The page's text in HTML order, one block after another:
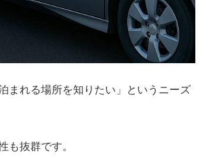
まれる場所を知りたい」というニーズ
も抜群です。